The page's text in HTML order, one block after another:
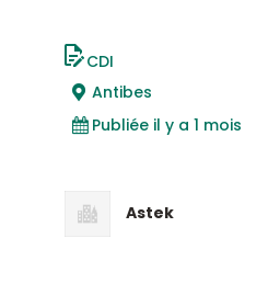
CDI
Antibes
Publiée il y a 1 mois
Astek